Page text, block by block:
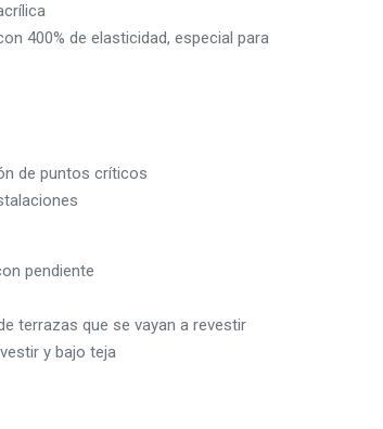
400% de elasticidad, especial para
de puntos críticos
pendiente
terrazas que se vayan a revestir
y bajo teja